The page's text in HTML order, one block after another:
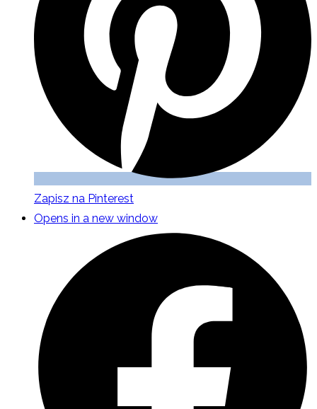
Zapisz na Pinterest
Opens in a new window